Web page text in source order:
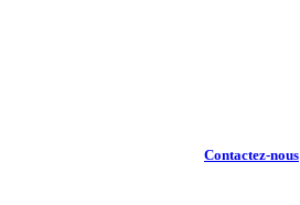
Contactez-nous